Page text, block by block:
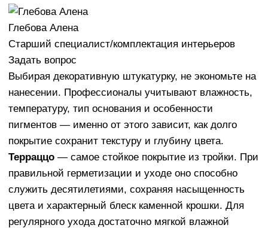
Глебова Алена
Старший специалист/комплектация интерьеров
Задать вопрос
Выбирая декоративную штукатурку, не экономьте на
нанесении. Профессионалы учитывают влажность,
температуру, тип основания и особенности
пигментов — именно от этого зависит, как долго
покрытие сохранит текстуру и глубину цвета.
Терраццо — самое стойкое покрытие из тройки. При
правильной герметизации и уходе оно способно
служить десятилетиями, сохраняя насыщенность
цвета и характерный блеск каменной крошки. Для
регулярного ухода достаточно мягкой влажной